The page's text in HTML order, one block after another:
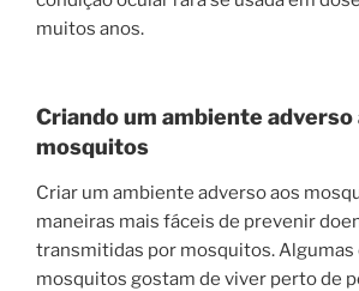
muitos anos.
Criando um ambiente adverso
mosquitos
Criar um ambiente adverso aos
maneiras mais fáceis de prevenir
transmitidas por mosquitos. Algumas
mosquitos gostam de viver perto de